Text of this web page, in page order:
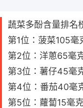
蔬菜多酚含量排名
第1位：菠菜105毫
第2位：洋蔥65毫
第3位：薯仔45毫
第4位：番茄40毫
第5位：蘿蔔15毫